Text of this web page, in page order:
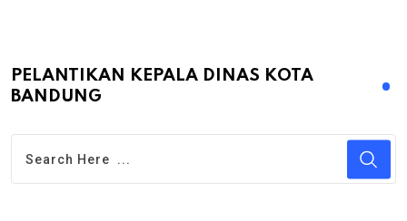
PELANTIKAN KEPALA DINAS KOTA
BANDUNG